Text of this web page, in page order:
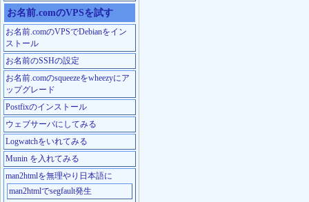
お名前.comのVPSを試す
お名前.comのVPSでDebianをイン
ストール
お名前のSSHの設定
お名前.comのsqueezeをwheezyにア
ップグレード
Postfixのインストール
ウェブサーバにしてみる
Logwatchをいれてみる
Munin を入れてみる
man2htmlを無理やり日本語に
man2htmlでsegfault発生